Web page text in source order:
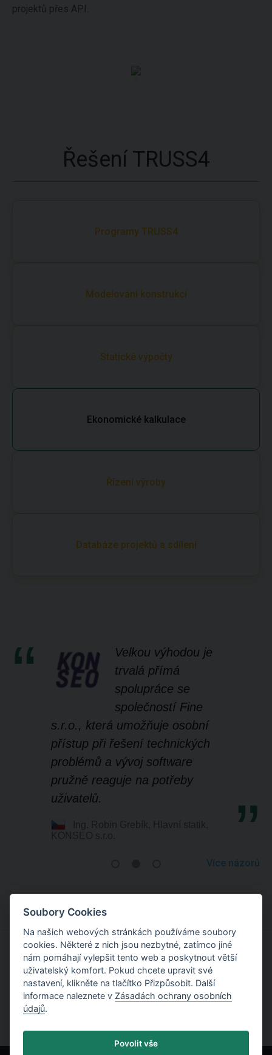
projektů přes API.
Řešení TRUSS4
Programy TRUSS4
Modelování konstrukcí
Statické výpočty
Ekonomické kalkulace
Řízení výroby
Databáze projektů a sdílení
Velkou výhodou je
trvalá přímá
spolupráce se
společností Fine
s.r.o., která umožňuje osobní
přístup při řešení technických
problémů a vývoj software
pružně reaguje na potřeby
uživatelů.
Více názorů
Vyzkoušejte si práci s programy TRUSS4
Stáhněte si demoverzi
Soubory Cookies
Na našich webových stránkách používáme soubory
cookies. Některé z nich jsou nezbytné, zatímco jiné
nám pomáhají vylepšit tento web a poskytnout větší
uživatelský komfort. Pokud chcete upravit své
nastavení, klikněte na tlačítko Přizpůsobit. Další
informace naleznete v Zásadách ochrany osobních
údajů.
Povolit vše